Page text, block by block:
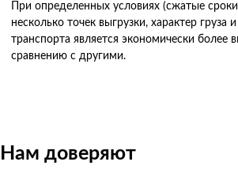
Грузоперевозки
При определенных условиях (сжатые
несколько точек выгрузки, характер груза
транспорта является экономически более
сравнению с другими.
Нам доверяют